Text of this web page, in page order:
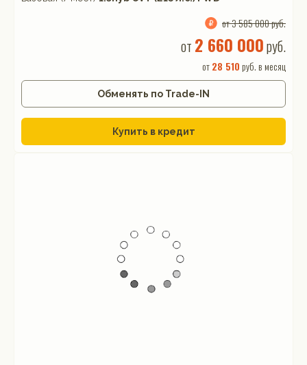
от 3 585 000 руб.
от 2 660 000руб.
от28 510 руб. в месяц
Обменять по Trade-IN
Купить в кредит